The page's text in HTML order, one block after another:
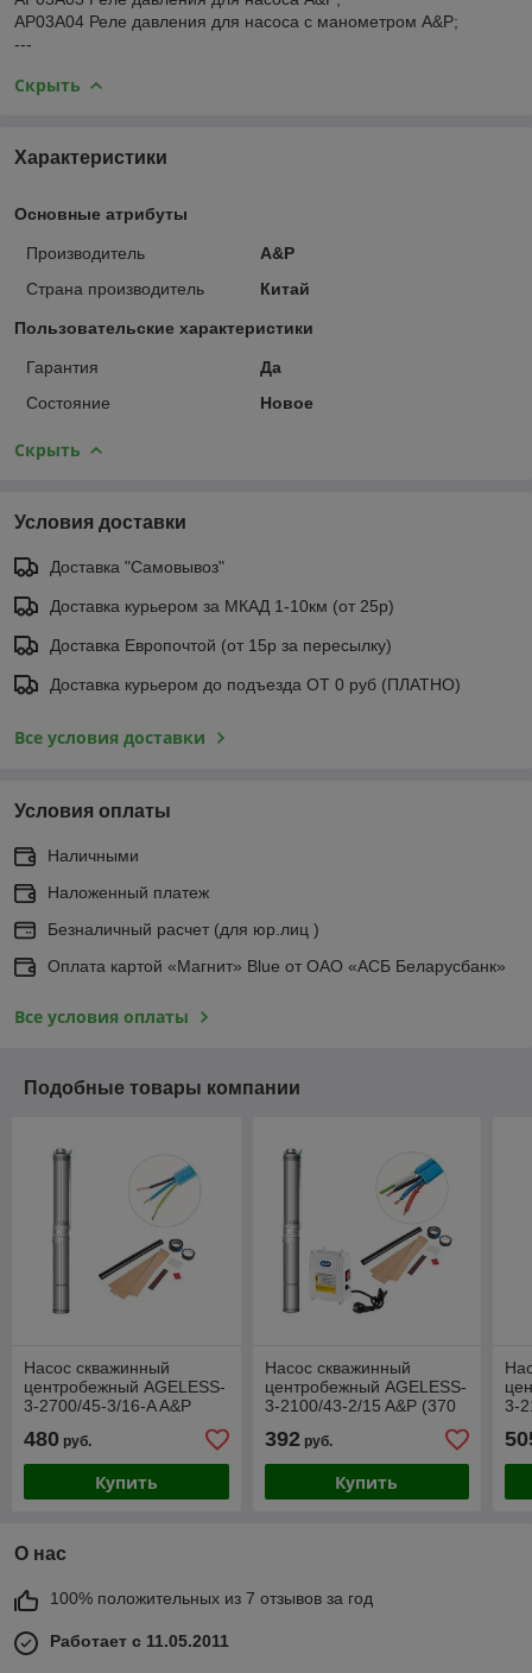
AP03A04 Реле давления для насоса с манометром A&P;
---
Скрыть
Характеристики
Основные атрибуты
Производитель
A&P
Страна производитель
Китай
Пользовательские характеристики
Гарантия
Да
Состояние
Новое
Скрыть
Условия доставки
Доставка "Самовывоз"
Доставка курьером за МКАД 1-10км (от 25р)
Доставка Европочтой (от 15р за пересылку)
Доставка курьером до подъезда ОТ 0 руб (ПЛАТНО)
Все условия доставки
Условия оплаты
Наличными
Наложенный платеж
Безналичный расчет (для юр.лиц )
Оплата картой «Магнит» Blue от ОАО «АСБ Беларусбанк»
Все условия оплаты
Подобные товары компании
Насос скважинный
центробежный AGELESS-
3-2700/45-3/16-A A&P
(550 Вт, 3,6 м3/ч, 64м, 3" /
7,62 см)
480 руб.
Купить
Насос скважинный
центробежный AGELESS-
3-2100/43-2/15 A&P (370
Вт, 2,7 м3/ч, 60м, 3" / 7,62
см)
392руб.
Купить
3-
О нас
100% положительных из 7 отзывов за год
Работает с 11.05.2011